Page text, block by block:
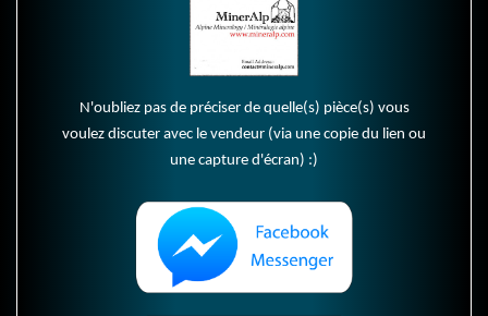
N'oubliez pas de préciser de quelle(s) pièce(s) vous
voulez discuter avec le vendeur (via une copie du lien ou
une capture d'écran) :)